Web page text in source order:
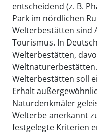
entscheidend (z. B.
Park im nördlichen
Welterbestätten sind
Tourismus. In
Welterbestätten,
Welterbestätten soll
Erhalt
Naturdenkmäler
Welterbe anerkannt
festgelegte Kriterien